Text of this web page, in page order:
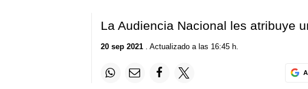
La Audiencia Nacional les atribuye
20 sep 2021. Actualizado a las 16:45 h.